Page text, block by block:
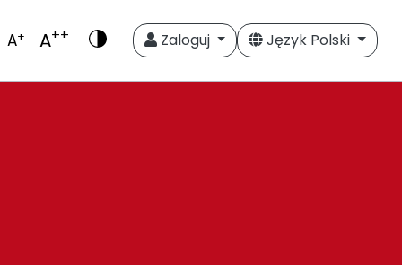
A+ A++ Zaloguj Język Polski